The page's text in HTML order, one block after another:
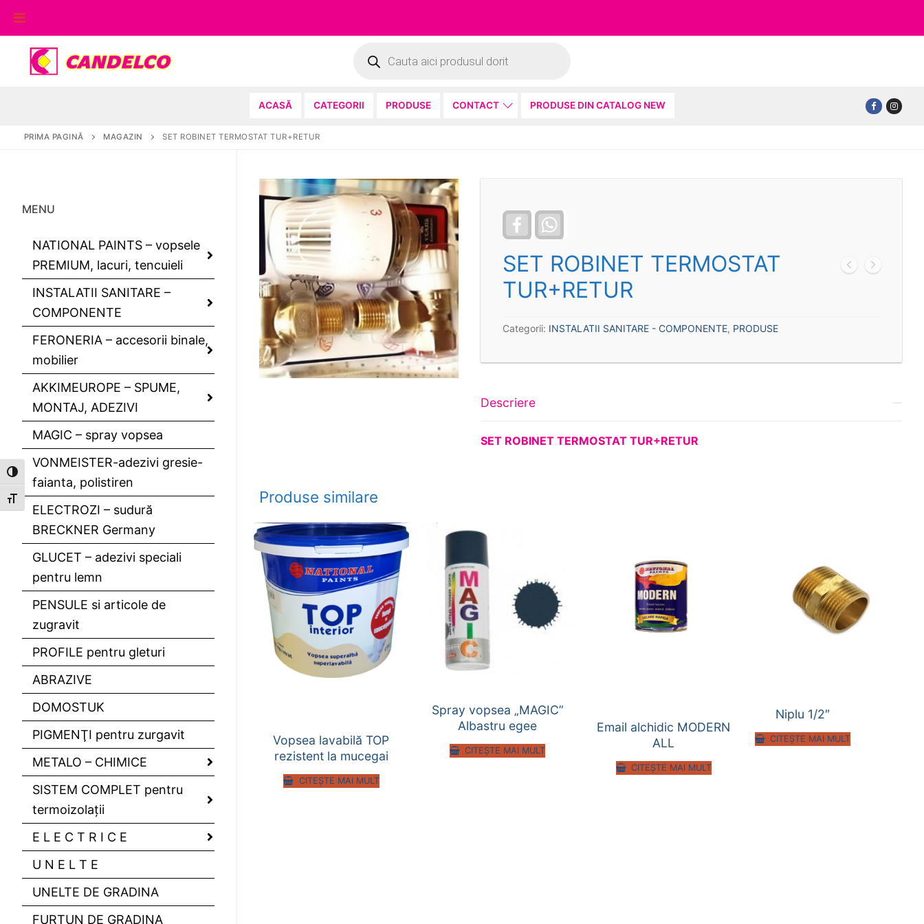
Toggle High Contrast
Toggle Font size
conținut
search
ACASĂ CATEGORII PRODUSE CONTACT PRODUSE DIN CATALOG NEW
PRIMA PAGINĂ MAGAZIN SET ROBINET TERMOSTAT TUR+RETUR
Facebook
SET ROBINET TERMOSTAT
TUR+RETUR
Categorii: INSTALATII SANITARE - COMPONENTE, PRODUSE
Descriere
SET ROBINET TERMOSTATTUR+RETUR
Produse similare
Vopsea lavabilă TOP
rezistent la mucegai
CITEȘTE MAI MULT
Spray vopsea „MAGIC”
Albastru egee
CITEȘTE MAI MULT
Email alchidic MODERN
ALL
CITEȘTE MAI MULT
Niplu 1/2″
CITEȘTE MAI MULT
MENU
NATIONAL PAINTS – vopsele
PREMIUM, lacuri, tencuieli
INSTALATII SANITARE –
COMPONENTE
FERONERIA – accesorii binale,
mobilier
AKKIMEUROPE – SPUME,
MONTAJ, ADEZIVI
MAGIC – spray vopsea
VONMEISTER-adezivi gresie-
faianta, polistiren
ELECTROZI – sudură
BRECKNER Germany
GLUCET – adezivi speciali
pentru lemn
PENSULE si articole de
zugravit
PROFILE pentru gleturi
ABRAZIVE
DOMOSTUK
PIGMENŢI pentru zurgavit
METALO – CHIMICE
SISTEM COMPLET pentru
termoizolaţii
E L E C T R I C E
U N E L T E
UNELTE DE GRADINA
FURTUN DE GRADINA